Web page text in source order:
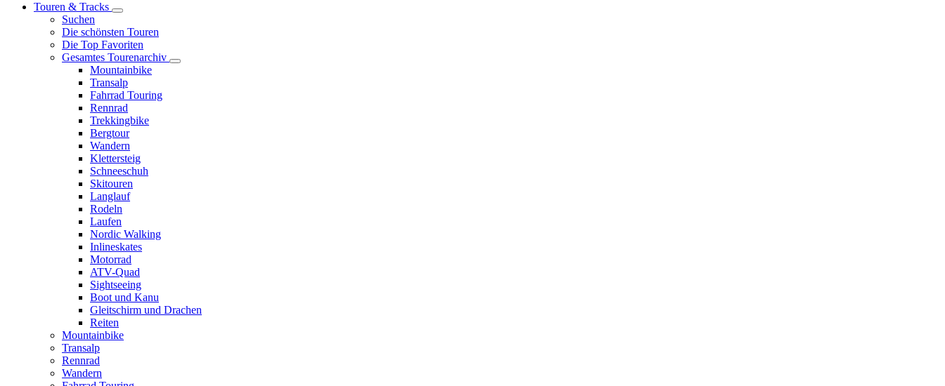
Touren & Tracks
Suchen
Die schönsten Touren
Die Top Favoriten
Gesamtes Tourenarchiv
Mountainbike
Transalp
Fahrrad Touring
Rennrad
Trekkingbike
Bergtour
Wandern
Klettersteig
Schneeschuh
Skitouren
Langlauf
Rodeln
Laufen
Nordic Walking
Inlineskates
Motorrad
ATV-Quad
Sightseeing
Boot und Kanu
Gleitschirm und Drachen
Reiten
Mountainbike
Transalp
Rennrad
Wandern